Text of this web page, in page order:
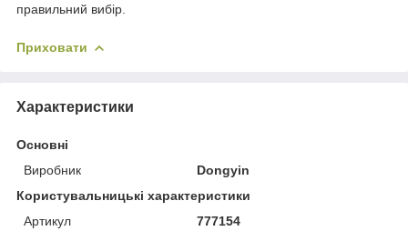
правильний вибір.
Приховати
Характеристики
Основні
Виробник
Dongyin
Користувальницькі характеристики
Артикул
777154